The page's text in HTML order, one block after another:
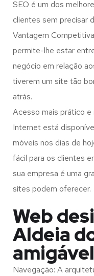
SEO é um dos
clientes sem precisar
Vantagem
permite-lhe estar
negócio em relação
tiverem um site tão
atrás.
Acesso mais prático e
Internet está
móveis nos dias de
fácil para os clientes
sua empresa é uma
sites podem oferecer.
Web
Aldeia
amigável
Navegação: A